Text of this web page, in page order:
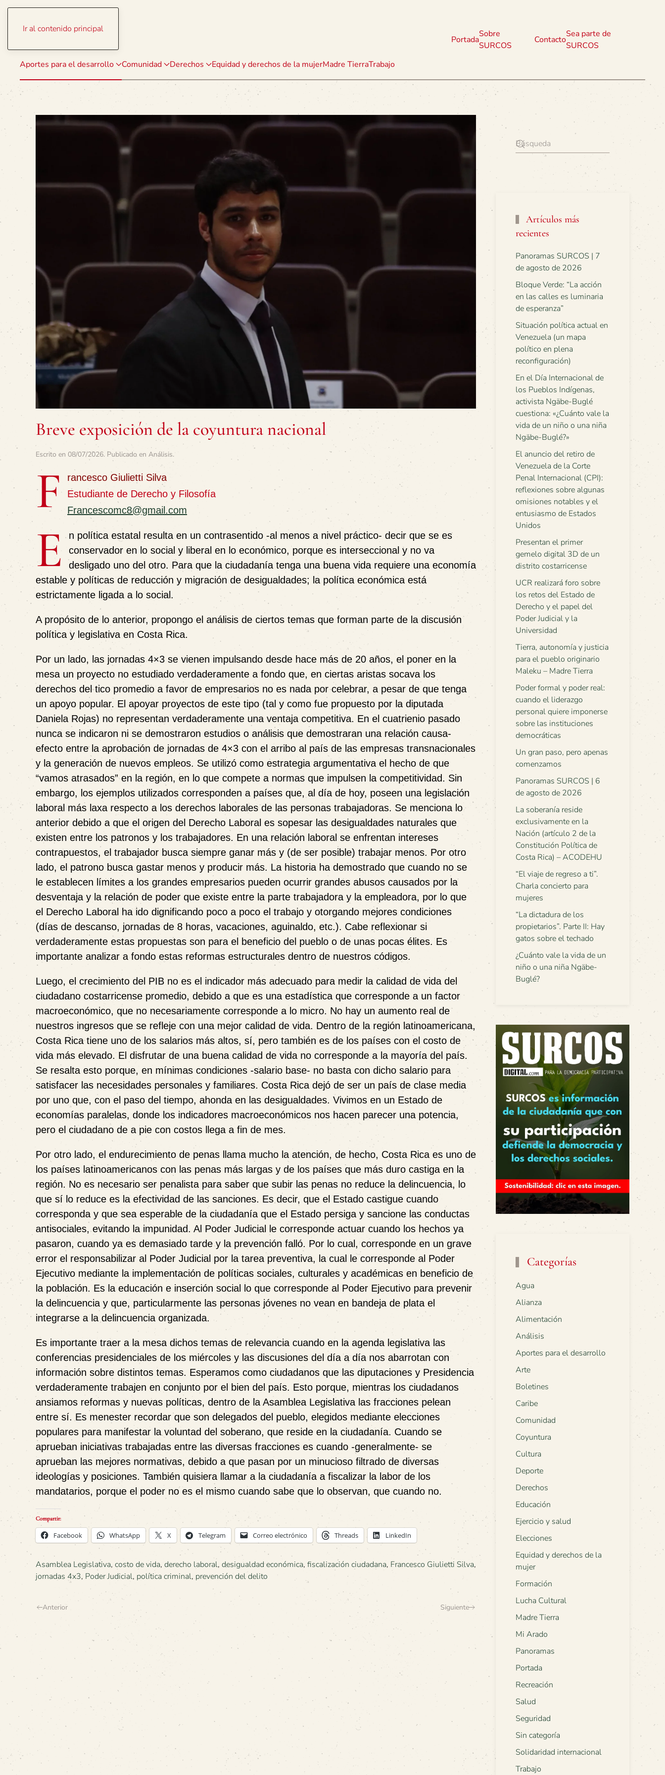
Ir al contenido principal
Aportes para el desarrollo Comunidad Derechos Equidad y derechos de la mujerMadre TierraTrabajo
Portada
Sobre
SURCOS
Contacto
Sea parte de
SURCOS
Breve exposición de la coyuntura nacional
Escrito en 08/07/2026. Publicado en Análisis.
F
rancesco Giulietti Silva
Estudiante de Derecho y Filosofía
Francescomc8@gmail.com
E
n política estatal resulta en un contrasentido -al menos a nivel práctico- decir que se es
conservador en lo social y liberal en lo económico, porque es interseccional y no va
desligado uno del otro. Para que la ciudadanía tenga una buena vida requiere una economía
estable y políticas de reducción y migración de desigualdades; la política económica está
estrictamente ligada a lo social.
A propósito de lo anterior, propongo el análisis de ciertos temas que forman parte de la discusión
política y legislativa en Costa Rica.
Por un lado, las jornadas 4×3 se vienen impulsando desde hace más de 20 años, el poner en la
mesa un proyecto no estudiado verdaderamente a fondo que, en ciertas aristas socava los
derechos del tico promedio a favor de empresarios no es nada por celebrar, a pesar de que tenga
un apoyo popular. El apoyar proyectos de este tipo (tal y como fue propuesto por la diputada
Daniela Rojas) no representan verdaderamente una ventaja competitiva. En el cuatrienio pasado
nunca se indicaron ni se demostraron estudios o análisis que demostraran una relación causa-
efecto entre la aprobación de jornadas de 4×3 con el arribo al país de las empresas transnacionales
y la generación de nuevos empleos. Se utilizó como estrategia argumentativa el hecho de que
“vamos atrasados” en la región, en lo que compete a normas que impulsen la competitividad. Sin
embargo, los ejemplos utilizados corresponden a países que, al día de hoy, poseen una legislación
laboral más laxa respecto a los derechos laborales de las personas trabajadoras. Se menciona lo
anterior debido a que el origen del Derecho Laboral es sopesar las desigualdades naturales que
existen entre los patronos y los trabajadores. En una relación laboral se enfrentan intereses
contrapuestos, el trabajador busca siempre ganar más y (de ser posible) trabajar menos. Por otro
lado, el patrono busca gastar menos y producir más. La historia ha demostrado que cuando no se
le establecen límites a los grandes empresarios pueden ocurrir grandes abusos causados por la
desventaja y la relación de poder que existe entre la parte trabajadora y la empleadora, por lo que
el Derecho Laboral ha ido dignificando poco a poco el trabajo y otorgando mejores condiciones
(días de descanso, jornadas de 8 horas, vacaciones, aguinaldo, etc.). Cabe reflexionar si
verdaderamente estas propuestas son para el beneficio del pueblo o de unas pocas élites. Es
importante analizar a fondo estas reformas estructurales dentro de nuestros códigos.
Luego, el crecimiento del PIB no es el indicador más adecuado para medir la calidad de vida del
ciudadano costarricense promedio, debido a que es una estadística que corresponde a un factor
macroeconómico, que no necesariamente corresponde a lo micro. No hay un aumento real de
nuestros ingresos que se refleje con una mejor calidad de vida. Dentro de la región latinoamericana,
Costa Rica tiene uno de los salarios más altos, sí, pero también es de los países con el costo de
vida más elevado. El disfrutar de una buena calidad de vida no corresponde a la mayoría del país.
Se resalta esto porque, en mínimas condiciones -salario base- no basta con dicho salario para
satisfacer las necesidades personales y familiares. Costa Rica dejó de ser un país de clase media
por uno que, con el paso del tiempo, ahonda en las desigualdades. Vivimos en un Estado de
economías paralelas, donde los indicadores macroeconómicos nos hacen parecer una potencia,
pero el ciudadano de a pie con costos llega a fin de mes.
Por otro lado, el endurecimiento de penas llama mucho la atención, de hecho, Costa Rica es uno de
los países latinoamericanos con las penas más largas y de los países que más duro castiga en la
región. No es necesario ser penalista para saber que subir las penas no reduce la delincuencia, lo
que sí lo reduce es la efectividad de las sanciones. Es decir, que el Estado castigue cuando
corresponda y que sea esperable de la ciudadanía que el Estado persiga y sancione las conductas
antisociales, evitando la impunidad. Al Poder Judicial le corresponde actuar cuando los hechos ya
pasaron, cuando ya es demasiado tarde y la prevención falló. Por lo cual, corresponde en un grave
error el responsabilizar al Poder Judicial por la tarea preventiva, la cual le corresponde al Poder
Ejecutivo mediante la implementación de políticas sociales, culturales y académicas en beneficio de
la población. Es la educación e inserción social lo que corresponde al Poder Ejecutivo para prevenir
la delincuencia y que, particularmente las personas jóvenes no vean en bandeja de plata el
integrarse a la delincuencia organizada.
Es importante traer a la mesa dichos temas de relevancia cuando en la agenda legislativa las
conferencias presidenciales de los miércoles y las discusiones del día a día nos abarrotan con
información sobre distintos temas. Esperamos como ciudadanos que las diputaciones y Presidencia
verdaderamente trabajen en conjunto por el bien del país. Esto porque, mientras los ciudadanos
ansiamos reformas y nuevas políticas, dentro de la Asamblea Legislativa las fracciones pelean
entre sí. Es menester recordar que son delegados del pueblo, elegidos mediante elecciones
populares para manifestar la voluntad del soberano, que reside en la ciudadanía. Cuando se
aprueban iniciativas trabajadas entre las diversas fracciones es cuando -generalmente- se
aprueban las mejores normativas, debido a que pasan por un minucioso filtrado de diversas
ideologías y posiciones. También quisiera llamar a la ciudadanía a fiscalizar la labor de los
mandatarios, porque el poder no es el mismo cuando sabe que lo observan, que cuando no.
Compartir:
Facebook WhatsApp X Telegram Correo electrónico Threads LinkedIn
Asamblea Legislativa, costo de vida, derecho laboral, desigualdad económica, fiscalización ciudadana, Francesco Giulietti Silva,
jornadas 4x3, Poder Judicial, política criminal, prevención del delito
Anterior Siguiente
Artículos más
recientes
Panoramas SURCOS | 7
de agosto de 2026
Bloque Verde: “La acción
en las calles es luminaria
de esperanza”
Situación política actual en
Venezuela (un mapa
político en plena
reconfiguración)
En el Día Internacional de
los Pueblos Indígenas,
activista Ngäbe-Buglé
cuestiona: «¿Cuánto vale la
vida de un niño o una niña
Ngäbe-Buglé?»
El anuncio del retiro de
Venezuela de la Corte
Penal Internacional (CPI):
reflexiones sobre algunas
omisiones notables y el
entusiasmo de Estados
Unidos
Presentan el primer
gemelo digital 3D de un
distrito costarricense
UCR realizará foro sobre
los retos del Estado de
Derecho y el papel del
Poder Judicial y la
Universidad
Tierra, autonomía y justicia
para el pueblo originario
Maleku – Madre Tierra
Poder formal y poder real:
cuando el liderazgo
personal quiere imponerse
sobre las instituciones
democráticas
Un gran paso, pero apenas
comenzamos
Panoramas SURCOS | 6
de agosto de 2026
La soberanía reside
exclusivamente en la
Nación (artículo 2 de la
Constitución Política de
Costa Rica) – ACODEHU
“El viaje de regreso a ti”.
Charla concierto para
mujeres
“La dictadura de los
propietarios”. Parte II: Hay
gatos sobre el techado
¿Cuánto vale la vida de un
niño o una niña Ngäbe-
Buglé?
Categorías
Agua
Alianza
Alimentación
Análisis
Aportes para el desarrollo
Arte
Boletines
Caribe
Comunidad
Coyuntura
Cultura
Deporte
Derechos
Educación
Ejercicio y salud
Elecciones
Equidad y derechos de la
mujer
Formación
Lucha Cultural
Madre Tierra
Mi Arado
Panoramas
Portada
Recreación
Salud
Seguridad
Sin categoría
Solidaridad internacional
Trabajo